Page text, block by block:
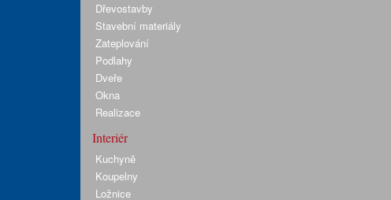
Dřevostavby
Stavební materiály
Zateplování
Podlahy
Dveře
Okna
Realizace
Interiér
Kuchyně
Koupelny
Ložnice